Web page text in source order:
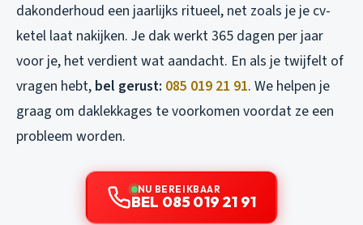
dakonderhoud een jaarlijks ritueel, net zoals je je cv-
ketel laat nakijken. Je dak werkt 365 dagen per jaar
voor je, het verdient wat aandacht. En als je twijfelt of
vragen hebt, bel gerust: 085 019 21 91. We helpen je
graag om daklekkages te voorkomen voordat ze een
probleem worden.
NU BEREIKBAAR
BEL 085 019 21 91